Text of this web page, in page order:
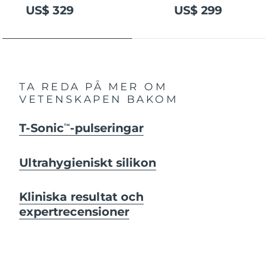
US$ 329 US$ 299
TA REDA PÅ MER OM
VETENSKAPEN BAKOM
T-SonicTM -pulseringar
Ultrahygieniskt silikon
Kliniska resultat och
expertrecensioner